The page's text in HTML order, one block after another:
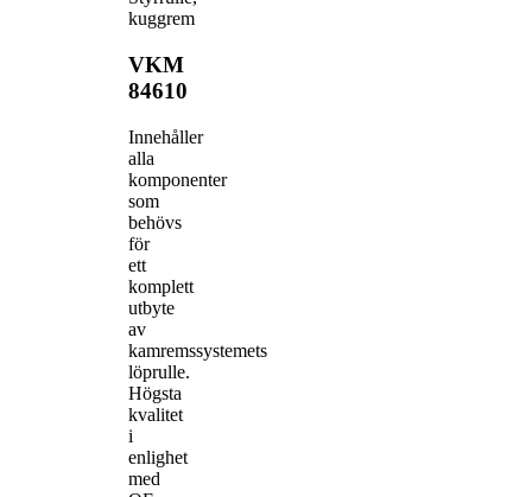
kuggrem
VKM
84610
Innehåller
alla
komponenter
som
behövs
för
ett
komplett
utbyte
av
kamremssystemets
löprulle.
Högsta
kvalitet
i
enlighet
med